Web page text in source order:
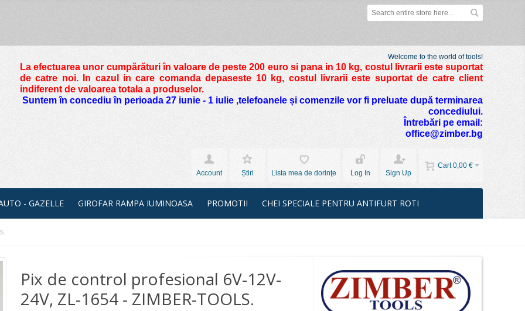
Welcome to the world of tools!
La efectuarea unor cumpărături în valoare de peste 200 euro si pana in 10 kg, costul livrarii este suportat
de catre noi. In cazul in care comanda depaseste 10 kg, costul livrarii este suportat de catre client
indiferent de valoarea totala a produselor.
Suntem în concediu în perioada 27 iunie - 1 iulie ,telefoanele și comenzile vor fi preluate după terminarea
concediului.
Întrebări pe email:
office@zimber.bg
Cart 0,00 €
Account
Știri Lista mea de dorinţe Log In Sign Up
- GAZELLE GIROFAR RAMPA IUMINOASA PROMOTII CHEI SPECIALE PENTRU ANTIFURT ROTI
Pix de control profesional 6V-12V-
24V, ZL-1654 - ZIMBER-TOOLS.